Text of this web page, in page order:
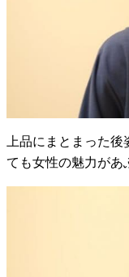
上品にまとまった
ても女性の魅力があ